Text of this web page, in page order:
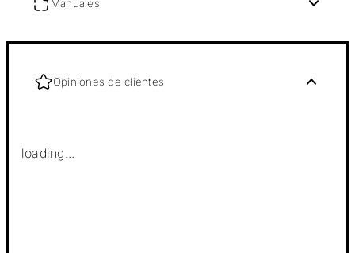
Manuales
Opiniones de clientes
loading...